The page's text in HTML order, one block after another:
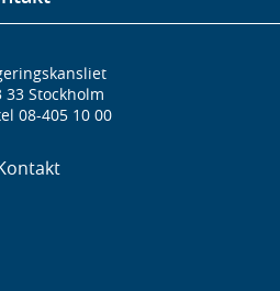
33 Stockholm
08-405 10 00